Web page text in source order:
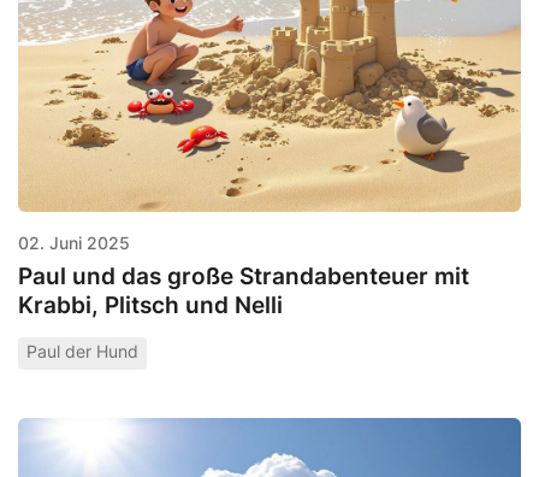
02. Juni 2025
Paul und das große Strandabenteuer mit
Krabbi, Plitsch und Nelli
Paul der Hund